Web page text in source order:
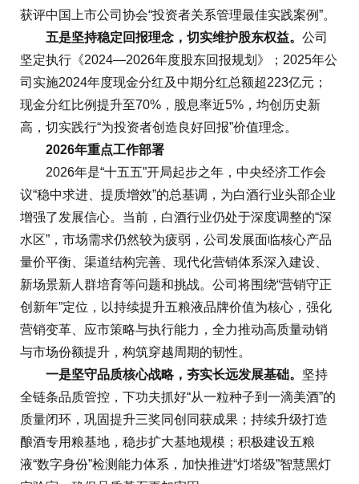
获评中国上市公司协会“投资者关系管理最佳实践案例”。
五是坚持稳定回报理念，切实维护股东权益。 公司
坚定执行《2024—2026年度股东回报规划》；2025年公
司实施2024年度现金分红及中期分红总额超223亿元；
现金分红比例提升至70%，股息率近5%，均创历史新
高，切实践行“为投资者创造良好回报”价值理念。
2026年重点工作部署
2026年是“十五五”开局起步之年，中央经济工作会
议“稳中求进、提质增效”的总基调，为白酒行业头部企业
增强了发展信心。当前，白酒行业仍处于深度调整的“深
水区”，市场需求仍然较为疲弱，公司发展面临核心产品
量价平衡、渠道结构完善、现代化营销体系深入建设、
新场景新人群培育等问题和挑战。公司将围绕“营销守正
创新年”定位，以持续提升五粮液品牌价值为核心，强化
营销变革、应市策略与执行能力，全力推动高质量动销
与市场份额提升，构筑穿越周期的韧性。
一是坚守品质核心战略，夯实长远发展基础。 坚持
全链条品质管控，下功夫抓好“从一粒种子到一滴美酒”的
质量闭环，巩固提升三奖同创同获成果；持续升级打造
酿酒专用粮基地，稳步扩大基地规模；积极建设五粮
液“数字身份”检测能力体系，加快推进“灯塔级”智慧黑灯